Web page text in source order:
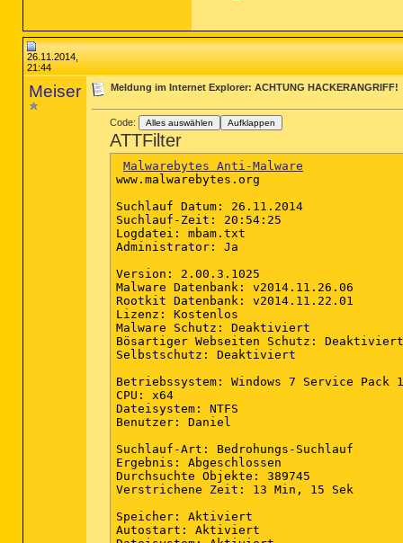
26.11.2014,
21:44
Meiser Meldung im Internet Explorer: ACHTUNG HACKERANGRIFF!
Code: Alles auswählen Aufklappen
ATTFilter
Malwarebytes Anti-Malware
www.malwarebytes.org
Suchlauf Datum: 26.11.2014
Suchlauf-Zeit: 20:54:25
Logdatei: mbam.txt
Administrator: Ja
Version: 2.00.3.1025
Malware Datenbank: v2014.11.26.06
Rootkit Datenbank: v2014.11.22.01
Lizenz: Kostenlos
Malware Schutz: Deaktiviert
Bösartiger Webseiten Schutz: Deaktiviert
Selbstschutz: Deaktiviert
Betriebssystem: Windows 7 Service Pack 1
CPU: x64
Dateisystem: NTFS
Benutzer: Daniel
Suchlauf-Art: Bedrohungs-Suchlauf
Ergebnis: Abgeschlossen
Durchsuchte Objekte: 389745
Verstrichene Zeit: 13 Min, 15 Sek
Speicher: Aktiviert
Autostart: Aktiviert